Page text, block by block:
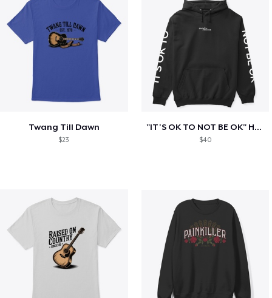
Twang Till Dawn
$23
"IT'S OK TO NOT BE OK" Hoodie (BP LOGO)
$40